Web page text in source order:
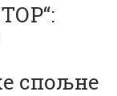
спољне